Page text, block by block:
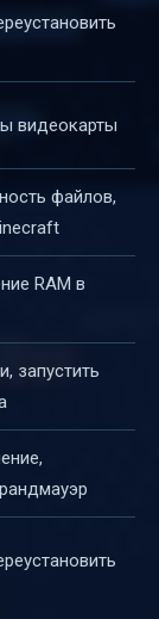
видеокарты
файлов,
RAM в
запустить